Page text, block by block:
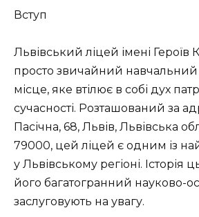
Вступ
Львівський ліцей імені Героїв
просто звичайний навчальний
місце, яке втілює в собі дух
сучасності. Розташований за
Пасічна, 68, Львів, Львівська
79000, цей ліцей є одним із
у Львівському регіоні. Історія
його багатогранний науково-
заслуговують на увагу.